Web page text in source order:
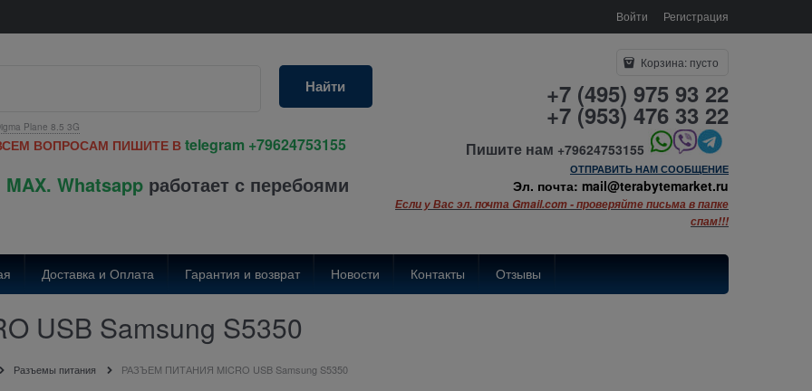
Войти Регистрация
Plane 8.5 3G
Найти
ВОПРОСАМ ПИШИТЕ В telegram +79624753155
Whatsapp работает с перебоями
Корзина: пусто
+7 (495) 975 93 22
+7 (953) 476 33 22
Пишите нам +79624753155
ОТПРАВИТЬ НАМ СООБЩЕНИЕ
Эл. почта: mail@terabytemarket.ru
Если у Вас эл. почта Gmail.com - проверяйте письма в папке
спам!!!
Доставка и Оплата Гарантия и возврат Новости Контакты Отзывы
Samsung S5350
Разъемы питания РАЗЪЕМ ПИТАНИЯ MICRO USB Samsung S5350